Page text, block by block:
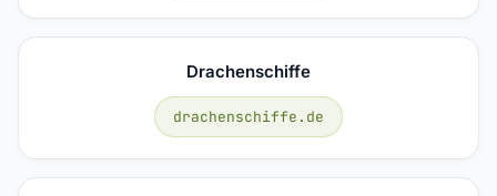
Drachenschiffe
drachenschiffe.de